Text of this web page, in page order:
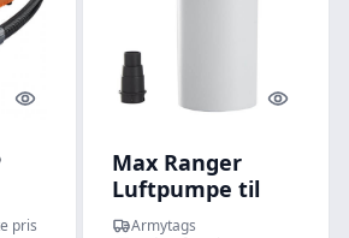
Quick look
pris
Quick
Max Ranger
Luftpumpe til
batteri
Armytags